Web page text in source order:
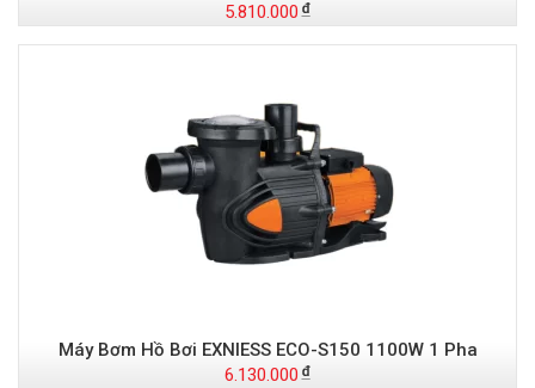
5.810.000
Máy Bơm Hồ Bơi EXNIESS ECO-S150 1100W 1 Pha
6.130.000